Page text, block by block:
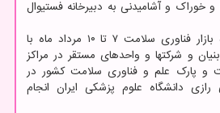
خوراک و آشامیدنی به دبیرخانه فستیوال
دومین فستیوال ملی ایده بازار فناوری سلامت ۷ تا ۱۰ مرداد ماه با
و شرکتها و واحدهای مستقر در مراکز
و پارک علم و فناوری سلامت کشور در
دانشگاه علوم پزشکی ایران انجام